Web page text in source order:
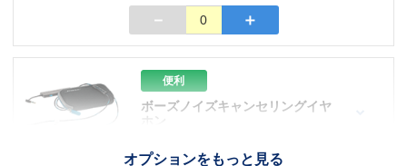
－ 0 ＋
オプションをもっと見る
便利
ボーズノイズキャンセリングイヤ
ホン